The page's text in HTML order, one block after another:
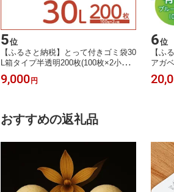
5位
【ふるさと納税】とって付きゴミ袋30
L箱タイプ半透明200枚(100枚×2小箱)
【1722574】
9,000 円
6位
【ふ
アガ
砂糖
に【
おすすめの返礼品